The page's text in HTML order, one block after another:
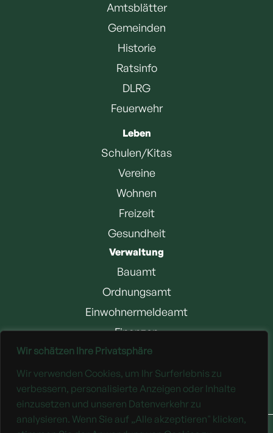
Wir schätzen Ihre Privatsphäre
Wir verwenden Cookies, um Ihr Surferlebnis zu
verbessern, personalisierte Anzeigen oder Inhalte
einzusetzen und unseren Datenverkehr zu
analysieren. Wenn Sie auf „Alle akzeptieren" klicken,
Amtsblätter
Gemeinden
Historie
Ratsinfo
DLRG
Feuerwehr
Leben
Schulen/Kitas
Vereine
Wohnen
Freizeit
Gesundheit
Verwaltung
Bauamt
Ordnungsamt
Einwohnermeldeamt
Finanzen
Jobangebote
Downloads